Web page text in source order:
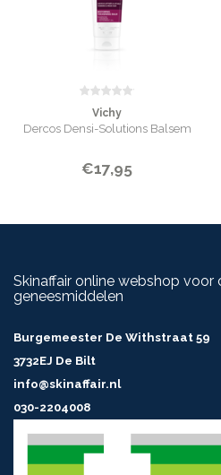
Vichy
Dercos Densi-Solutions Balsem
€17,95
Skinaffair online webshop voor
geneesmiddelen
Burgemeester De Withstraat 59
3732EJ De Bilt
info@skinaffair.nl
030-2204008